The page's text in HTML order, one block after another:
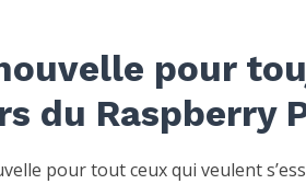
pour
du Raspberry
pour tout ceux qui veulent